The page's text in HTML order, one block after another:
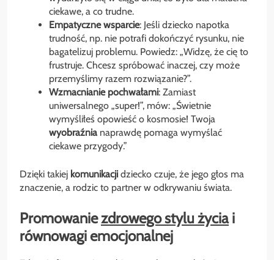
ciekawe, a co trudne.
Empatyczne wsparcie: Jeśli dziecko napotka
trudność, np. nie potrafi dokończyć rysunku, nie
bagatelizuj problemu. Powiedz: „Widzę, że cię to
frustruje. Chcesz spróbować inaczej, czy może
przemyślimy razem rozwiązanie?”.
Wzmacnianie pochwałami: Zamiast
uniwersalnego „super!”, mów: „Świetnie
wymyśliłeś opowieść o kosmosie! Twoja
wyobraźnianaprawdę pomaga wymyślać
ciekawe przygody.”
Dzięki takiej komunikacji dziecko czuje, że jego głos ma
znaczenie, a rodzic to partner w odkrywaniu świata.
Promowaniezdrowego stylu życiai
równowagi emocjonalnej